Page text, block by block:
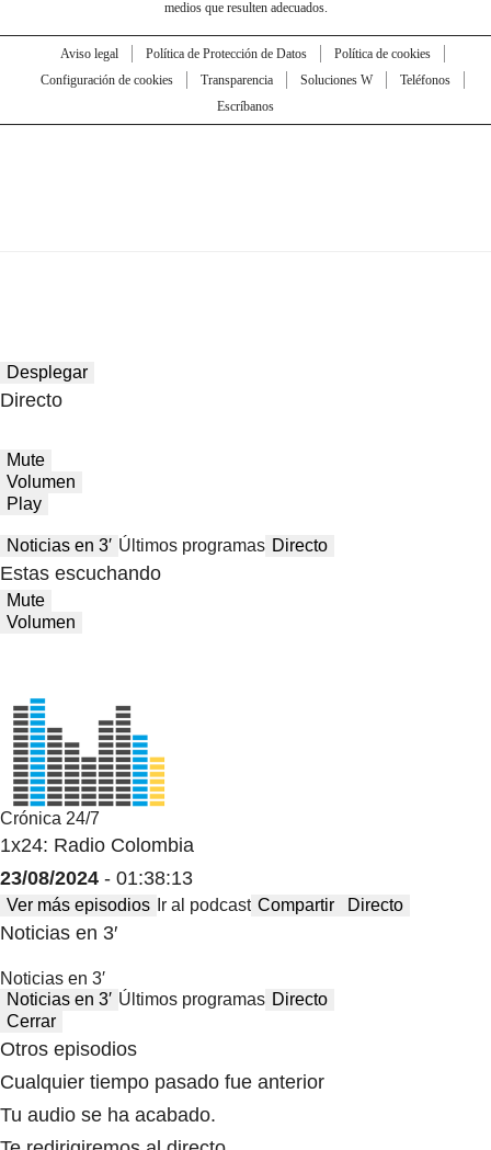
medios que resulten adecuados.
Aviso legal Política de Protección de Datos
Política de cookies
Configuración de cookies
Transparencia Soluciones W
Teléfonos
Escríbanos
Desplegar
Directo
Mute
Volumen
Play
Noticias en 3′ Últimos programas Directo
Estas escuchando
Mute
Volumen
Crónica 24/7
1x24: Radio Colombia
23/08/2024 - 01:38:13
Ver más episodios Ir al podcast Compartir Directo
Noticias en 3′
Noticias en 3′
Noticias en 3′ Últimos programas Directo
Cerrar
Otros episodios
Cualquier tiempo pasado fue anterior
Tu audio se ha acabado.